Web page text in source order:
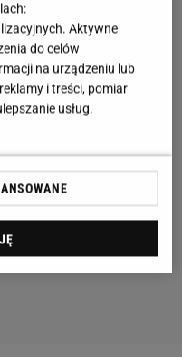
Aktywne
do celów
na urządzeniu lub
i treści, pomiar
usług.